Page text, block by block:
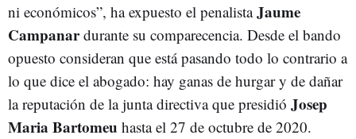
ni económicos”, ha expuesto el penalistaJaume
Campanardurante su comparecencia. Desde el bando
opuesto consideran que está pasando todo lo contrario a
lo que dice el abogado: hay ganas de hurgar y de dañar
la reputación de la junta directiva que presidió Josep
Maria Bartomeu hasta el 27 de octubre de 2020.